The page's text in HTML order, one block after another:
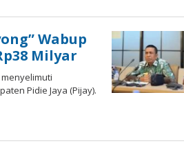
Wabup
Milyar
Pidie Jaya (Pijay).